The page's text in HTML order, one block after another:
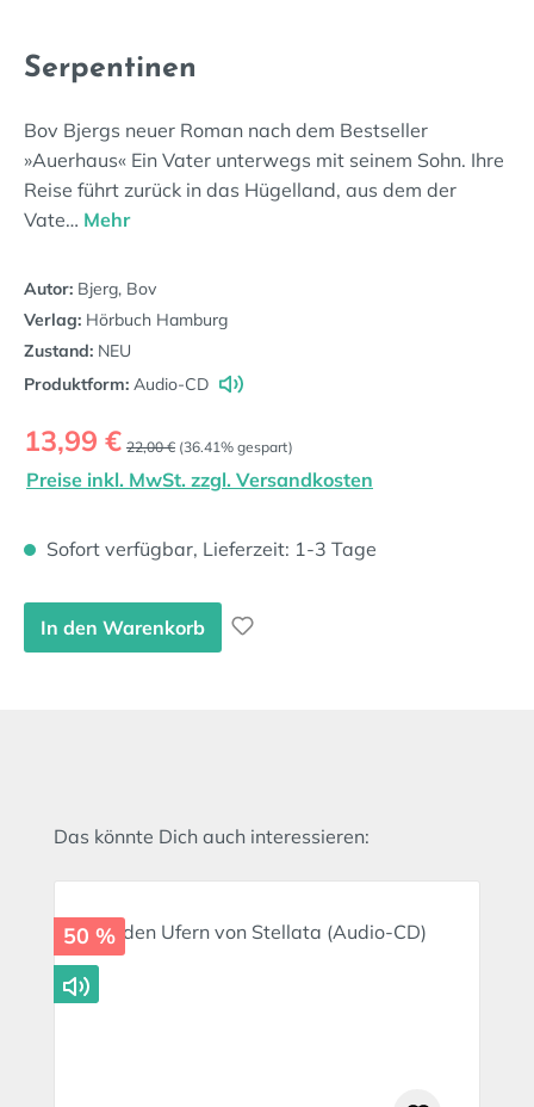
Serpentinen
Bov Bjergs neuer Roman nach dem Bestseller
»Auerhaus« Ein Vater unterwegs mit seinem Sohn. Ihre
Reise führt zurück in das Hügelland, aus dem der
Vate… Mehr
Autor: Bjerg, Bov
Verlag: Hörbuch Hamburg
Zustand: NEU
Produktform: Audio-CD
Verkaufspreis:
13,99 € Regulärer Preis:
22,00 € (36.41% gespart)
Preise inkl. MwSt. zzgl. Versandkosten
Sofort verfügbar, Lieferzeit: 1-3 Tage
In den Warenkorb
Produktgalerie überspringen
Das könnte Dich auch interessieren:
50 %